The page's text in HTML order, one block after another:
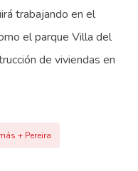
trabajando en el
el parque Villa del
de viviendas en
+ Pereira